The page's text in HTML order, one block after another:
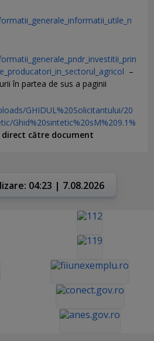
–
în partea de sus a paginii
GHIDUL%20Solicitantului/20
Ghid%20sintetic%20sM%209.1%
direct către document
04:23 | 7.08.2026